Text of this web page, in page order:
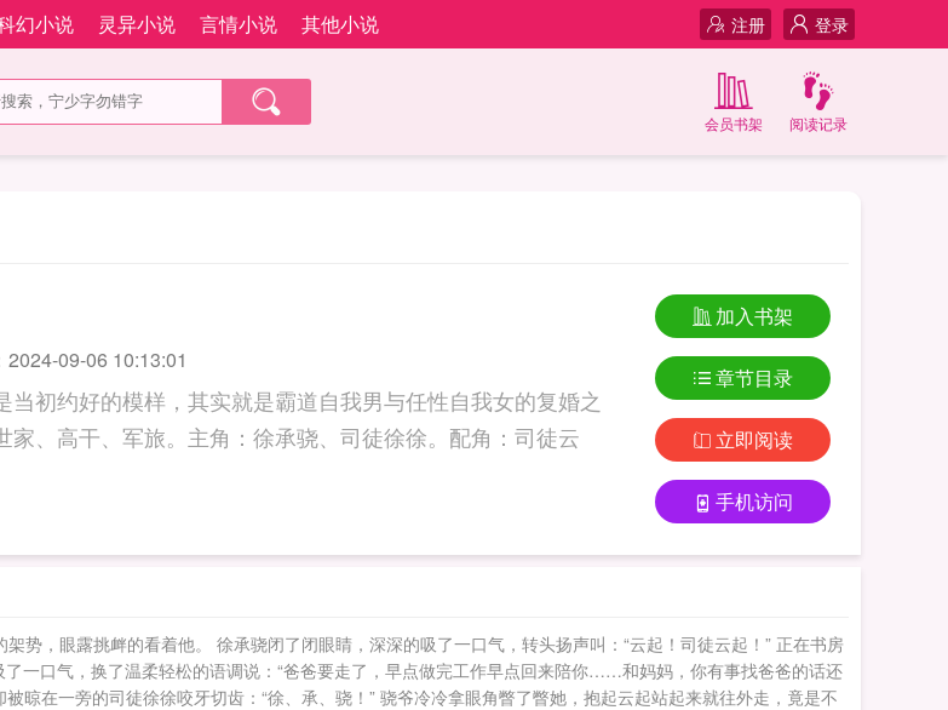
幻小说 灵异小说 言情小说 其他小说 登录
注册
阅读记录
会员书架
2024-09-06 10:13:01
初约好的模样，其实就是霸道自我男与任性自我女的复婚之
家、高干、军旅。主角：徐承骁、司徒徐徐。配角：司徒云
加入书架
章节目录
立即阅读
手机访问
势，眼露挑衅的看着他。 徐承骁闭了闭眼睛，深深的吸了一口气，转头扬声叫：“云起！司徒云起！” 正在书房
一口气，换了温柔轻松的语调说：“爸爸要走了，早点做完工作早点回来陪你……和妈妈，你有事找爸爸的话还
晾在一旁的司徒徐徐咬牙切齿：“徐、承、骁！” 骁爷冷冷拿眼角瞥了瞥她，抱起云起站起来就往外走，竟是不